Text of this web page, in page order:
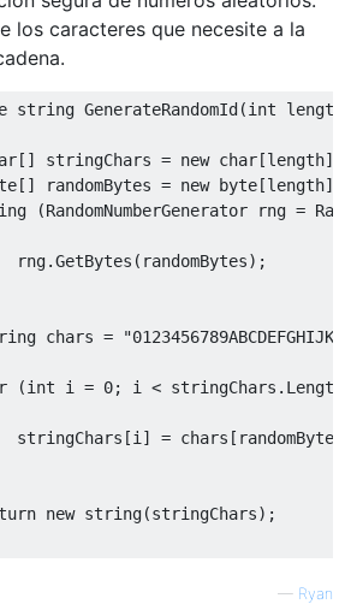
los caracteres que necesite a la
string GenerateRandomId(int length
[] stringChars = new char[length];
[] randomBytes = new byte[length];
(RandomNumberGenerator rng =
rng.GetBytes(randomBytes);
chars =
(int i = 0; i <
stringChars[i] =
new string(stringChars);
— Ryan